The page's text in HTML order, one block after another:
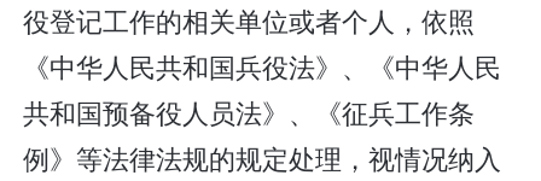
役登记工作的相关单位或者个人，依照
《中华人民共和国兵役法》、《中华人民
共和国预备役人员法》、《征兵工作条
例》等法律法规的规定处理，视情况纳入